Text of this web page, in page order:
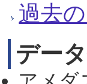
過去
デー